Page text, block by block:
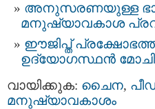
അനുസരണയുള്ള
മനുഷ്യാവകാശ
ഈജിപ്ത്
ഉദ്യോഗസ്ഥന്‍
വായിക്കുക: ചൈന,
മനുഷ്യാവകാശം